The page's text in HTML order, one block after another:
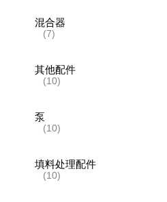
混合器
(7)
其他配件
(10)
泵
(10)
填料处理配件
(10)